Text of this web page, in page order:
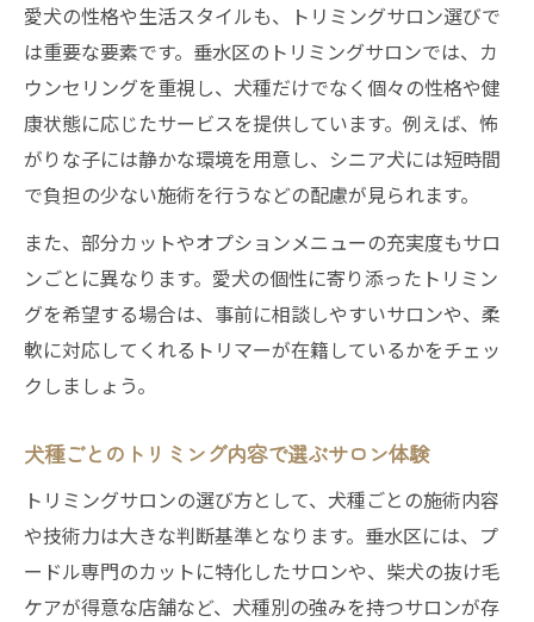
愛犬の性格や生活スタイルも、トリミングサロン選びで
は重要な要素です。垂水区のトリミングサロンでは、カ
ウンセリングを重視し、犬種だけでなく個々の性格や健
康状態に応じたサービスを提供しています。例えば、怖
がりな子には静かな環境を用意し、シニア犬には短時間
で負担の少ない施術を行うなどの配慮が見られます。
また、部分カットやオプションメニューの充実度もサロ
ンごとに異なります。愛犬の個性に寄り添ったトリミン
グを希望する場合は、事前に相談しやすいサロンや、柔
軟に対応してくれるトリマーが在籍しているかをチェッ
クしましょう。
犬種ごとのトリミング内容で選ぶサロン体験
トリミングサロンの選び方として、犬種ごとの施術内容
や技術力は大きな判断基準となります。垂水区には、プ
ードル専門のカットに特化したサロンや、柴犬の抜け毛
ケアが得意な店舗など、犬種別の強みを持つサロンが存